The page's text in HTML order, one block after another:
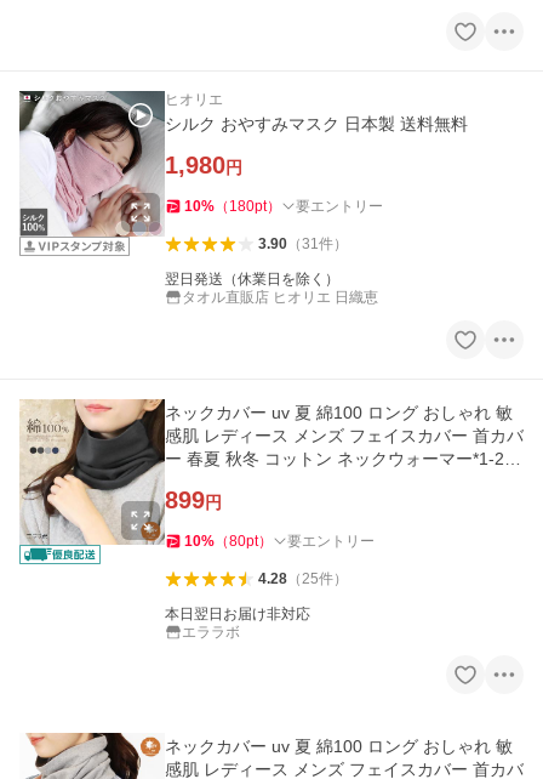
ヒオリエ
シルク おやすみマスク 日本製 送料無料
1,980円
10% （ 180pt） 要エントリー
3.90（31件）
翌日発送（休業日を除く）
タオル直販店 ヒオリエ 日織恵
ネックカバー uv 夏 綿100 ロング おしゃれ 敏
感肌 レディース メンズ フェイスカバー 首カバ
ー 春夏 秋冬 コットン ネックウォーマー*1-2t*
899円
10% （80pt） 要エントリー
4.28（25件）
本日翌日お届け非対応
エララボ
ネックカバー uv 夏 綿100 ロング おしゃれ 敏
感肌 レディース メンズ フェイスカバー 首カバ